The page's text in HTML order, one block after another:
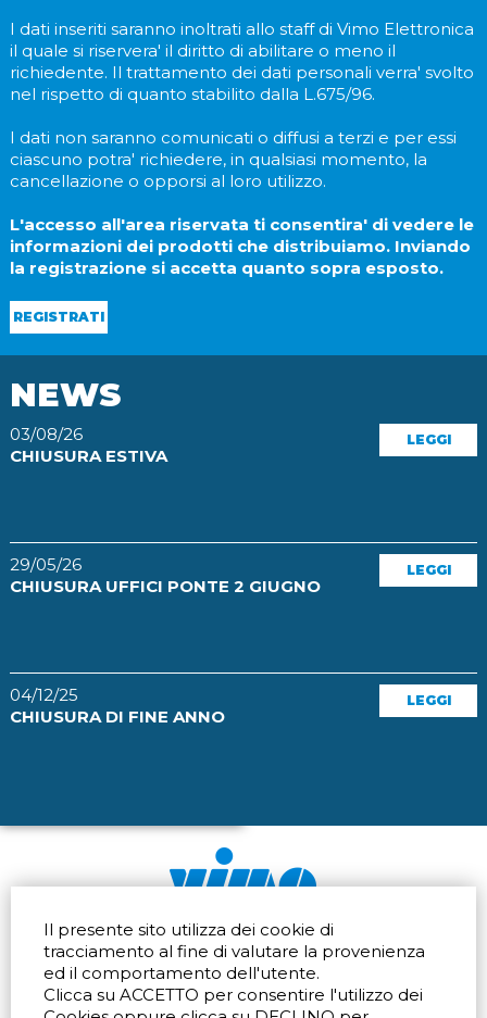
Il presente sito utilizza dei cookie di
tracciamento al fine di valutare la provenienza
ed il comportamento dell'utente.
Clicca su ACCETTO per consentire l'utilizzo dei
I dati inseriti saranno inoltrati allo staff di Vimo Elettronica
il quale si riservera' il diritto di abilitare o meno il
richiedente. Il trattamento dei dati personali verra' svolto
nel rispetto di quanto stabilito dalla L.675/96.
I dati non saranno comunicati o diffusi a terzi e per essi
ciascuno potra' richiedere, in qualsiasi momento, la
cancellazione o opporsi al loro utilizzo.
L'accesso all'area riservata ti consentira' di vedere le
informazioni dei prodotti che distribuiamo. Inviando
la registrazione si accetta quanto sopra esposto.
REGISTRATI
NEWS
03/08/26
CHIUSURA ESTIVA
LEGGI
29/05/26
CHIUSURA UFFICI PONTE 2 GIUGNO
LEGGI
04/12/25
CHIUSURA DI FINE ANNO
LEGGI
Via dell'artigianato 32Q
20865 Usmate Velate (MB)
Indicazioni Stradali
Tel. +39 039 672520
Fax +39 039 672568
Email
Via Pontina 583
Via San Crispino 64